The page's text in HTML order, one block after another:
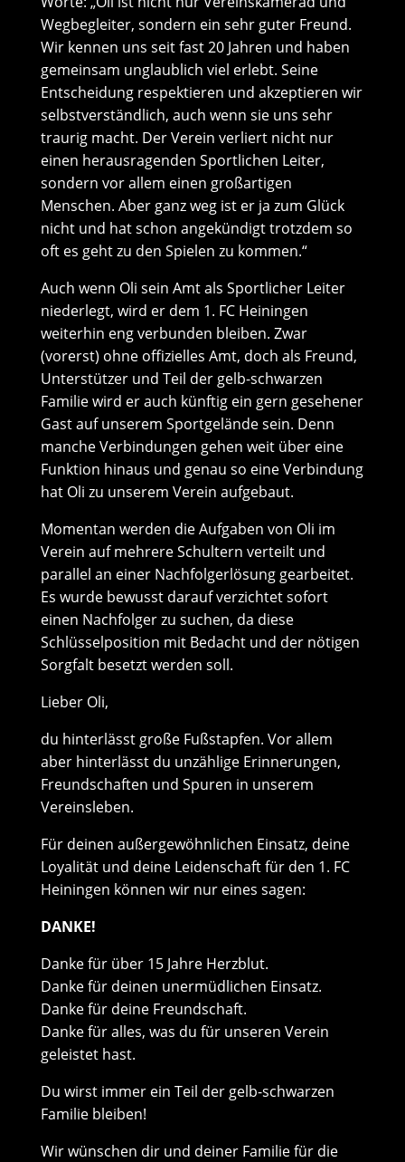
Wegbegleiter, sondern ein sehr guter Freund.
Wir kennen uns seit fast 20 Jahren und haben
gemeinsam unglaublich viel erlebt. Seine
Entscheidung respektieren und akzeptieren wir
selbstverständlich, auch wenn sie uns sehr
traurig macht. Der Verein verliert nicht nur
einen herausragenden Sportlichen Leiter,
sondern vor allem einen großartigen
Menschen. Aber ganz weg ist er ja zum Glück
nicht und hat schon angekündigt trotzdem so
oft es geht zu den Spielen zu kommen.“
Auch wenn Oli sein Amt als Sportlicher Leiter
niederlegt, wird er dem 1. FC Heiningen
weiterhin eng verbunden bleiben. Zwar
(vorerst) ohne offizielles Amt, doch als Freund,
Unterstützer und Teil der gelb-schwarzen
Familie wird er auch künftig ein gern gesehener
Gast auf unserem Sportgelände sein. Denn
manche Verbindungen gehen weit über eine
Funktion hinaus und genau so eine Verbindung
hat Oli zu unserem Verein aufgebaut.
Momentan werden die Aufgaben von Oli im
Verein auf mehrere Schultern verteilt und
parallel an einer Nachfolgerlösung gearbeitet.
Es wurde bewusst darauf verzichtet sofort
einen Nachfolger zu suchen, da diese
Schlüsselposition mit Bedacht und der nötigen
Sorgfalt besetzt werden soll.
Lieber Oli,
du hinterlässt große Fußstapfen. Vor allem
aber hinterlässt du unzählige Erinnerungen,
Freundschaften und Spuren in unserem
Vereinsleben.
Für deinen außergewöhnlichen Einsatz, deine
Loyalität und deine Leidenschaft für den 1. FC
Heiningen können wir nur eines sagen:
DANKE!
Danke für über 15 Jahre Herzblut.
Danke für deinen unermüdlichen Einsatz.
Danke für deine Freundschaft.
Danke für alles, was du für unseren Verein
geleistet hast.
Du wirst immer ein Teil der gelb-schwarzen
Familie bleiben!
Wir wünschen dir und deiner Familie für die